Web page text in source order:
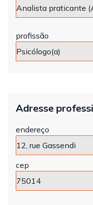
profissão
Adresse
endereço
cep